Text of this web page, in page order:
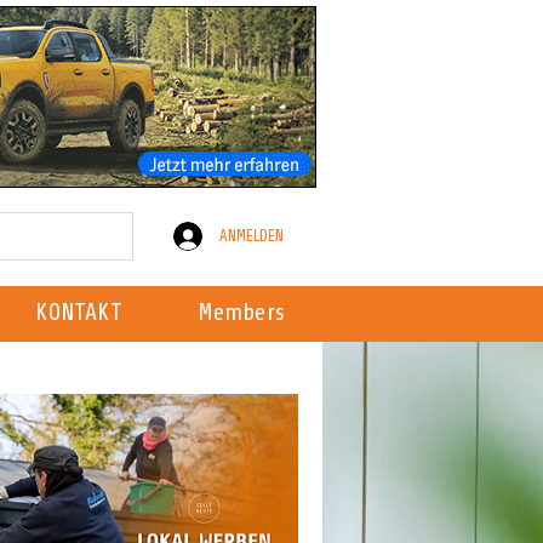
ANMELDEN
KONTAKT Members